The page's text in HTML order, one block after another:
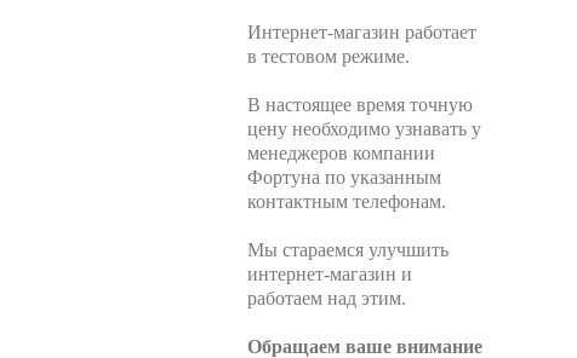
Интернет-магазин работает
в тестовом режиме.
В настоящее время точную
цену необходимо узнавать у
менеджеров компании
Фортуна по указанным
контактным телефонам.
Мы стараемся улучшить
интернет-магазин и
работаем над этим.
Обращаем ваше внимание